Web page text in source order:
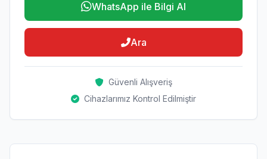
WhatsApp ile Bilgi Al
Ara
Güvenli Alışveriş
Cihazlarımız Kontrol Edilmiştir